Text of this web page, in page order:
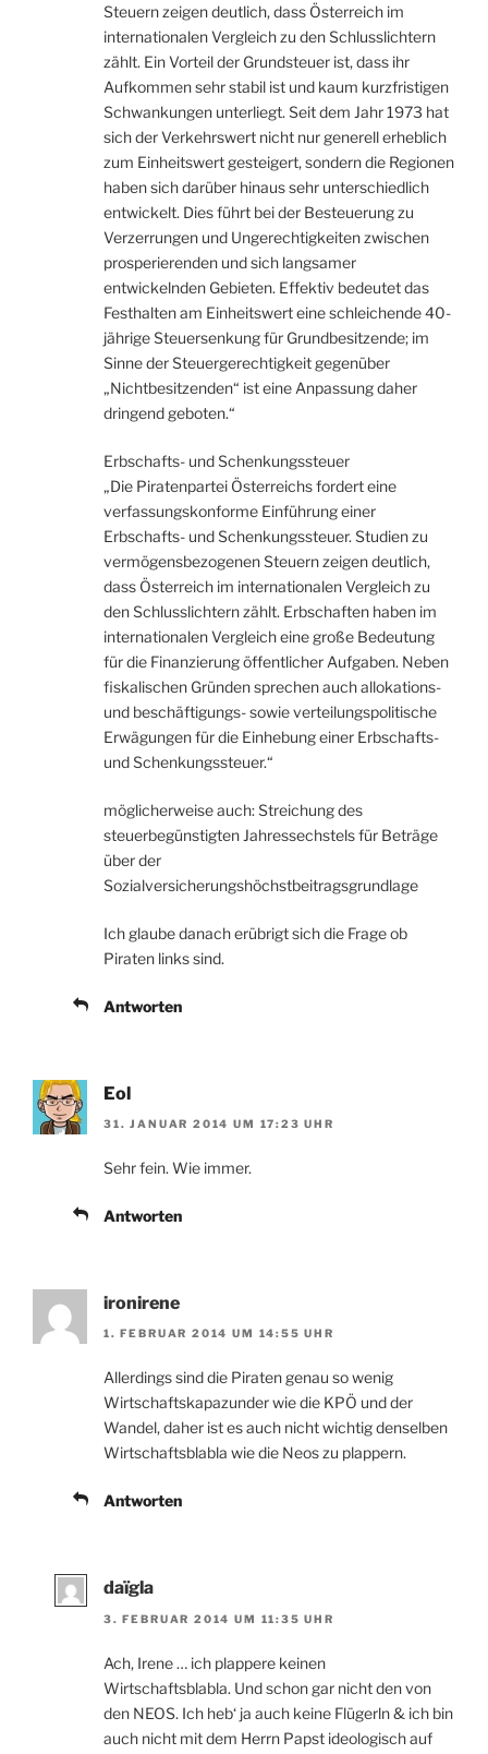
Steuern zeigen deutlich, dass Österreich im
internationalen Vergleich zu den Schlusslichtern
zählt. Ein Vorteil der Grundsteuer ist, dass ihr
Aufkommen sehr stabil ist und kaum kurzfristigen
Schwankungen unterliegt. Seit dem Jahr 1973 hat
sich der Verkehrswert nicht nur generell erheblich
zum Einheitswert gesteigert, sondern die Regionen
haben sich darüber hinaus sehr unterschiedlich
entwickelt. Dies führt bei der Besteuerung zu
Verzerrungen und Ungerechtigkeiten zwischen
prosperierenden und sich langsamer
entwickelnden Gebieten. Effektiv bedeutet das
Festhalten am Einheitswert eine schleichende 40-
jährige Steuersenkung für Grundbesitzende; im
Sinne der Steuergerechtigkeit gegenüber
„Nichtbesitzenden“ ist eine Anpassung daher
dringend geboten.“
Erbschafts- und Schenkungssteuer
„Die Piratenpartei Österreichs fordert eine
verfassungskonforme Einführung einer
Erbschafts- und Schenkungssteuer. Studien zu
vermögensbezogenen Steuern zeigen deutlich,
dass Österreich im internationalen Vergleich zu
den Schlusslichtern zählt. Erbschaften haben im
internationalen Vergleich eine große Bedeutung
für die Finanzierung öffentlicher Aufgaben. Neben
fiskalischen Gründen sprechen auch allokations-
und beschäftigungs- sowie verteilungspolitische
Erwägungen für die Einhebung einer Erbschafts-
und Schenkungssteuer.“
möglicherweise auch: Streichung des
steuerbegünstigten Jahressechstels für Beträge
über der
Sozialversicherungshöchstbeitragsgrundlage
Ich glaube danach erübrigt sich die Frage ob
Piraten links sind.
Antworten
Eol
31. JANUAR 2014 UM 17:23 UHR
Sehr fein. Wie immer.
Antworten
ironirene
1. FEBRUAR 2014 UM 14:55 UHR
Allerdings sind die Piraten genau so wenig
Wirtschaftskapazunder wie die KPÖ und der
Wandel, daher ist es auch nicht wichtig denselben
Wirtschaftsblabla wie die Neos zu plappern.
Antworten
daïgla
3. FEBRUAR 2014 UM 11:35 UHR
Ach, Irene … ich plappere keinen
Wirtschaftsblabla. Und schon gar nicht den von
den NEOS. Ich heb‘ ja auch keine Flügerln & ich bin
auch nicht mit dem Herrn Papst ideologisch auf